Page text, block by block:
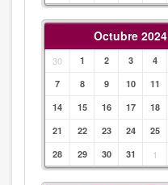
Octubre 2024
30 1 2 3 4
7
8 9 10 11
14
15 16 17 18
21
22 23 24 25
28
29 30 31 1